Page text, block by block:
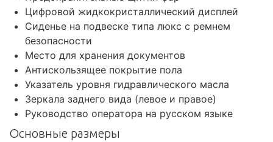
Цифровой жидкокристаллический дисплей
Сиденье на подвеске типа люкс с ремнем
безопасности
Место для хранения документов
Антискользящее покрытие пола
Указатель уровня гидравлического масла
Зеркала заднего вида (левое и правое)
Руководство оператора на русском языке
Основные размеры